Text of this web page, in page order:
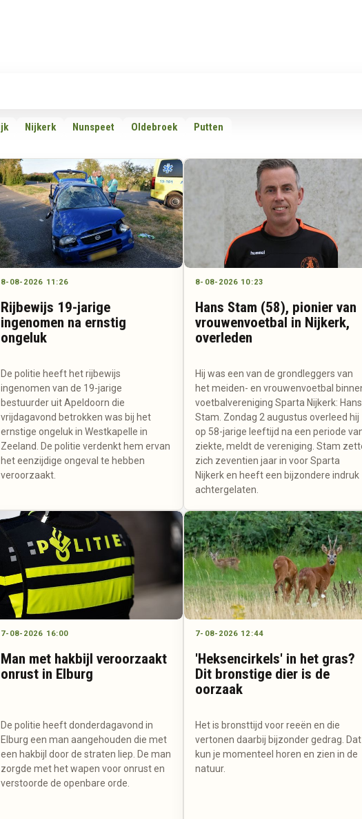
Nijkerk Nunspeet Oldebroek Putten
8-08-2026 11:26
Rijbewijs 19-jarige
ingenomen na ernstig
ongeluk
De politie heeft het rijbewijs
ingenomen van de 19-jarige
bestuurder uit Apeldoorn die
vrijdagavond betrokken was bij het
ernstige ongeluk in Westkapelle in
Zeeland. De politie verdenkt hem ervan
het eenzijdige ongeval te hebben
veroorzaakt.
8-08-2026 10:23
Hans Stam (58), pionier van
vrouwenvoetbal in Nijkerk,
overleden
Hij was een van de grondleggers van
het meiden- en vrouwenvoetbal
voetbalvereniging Sparta Nijkerk: Hans
Stam. Zondag 2 augustus overleed hij
op 58-jarige leeftijd na een periode
ziekte, meldt de vereniging. Stam
zich zeventien jaar in voor Sparta
Nijkerk en heeft een bijzondere indruk
achtergelaten.
7-08-2026 16:00
Man met hakbijl veroorzaakt
onrust in Elburg
De politie heeft donderdagavond in
Elburg een man aangehouden die met
een hakbijl door de straten liep. De man
zorgde met het wapen voor onrust en
verstoorde de openbare orde.
7-08-2026 12:44
'Heksencirkels' in het gras?
Dit bronstige dier is de
oorzaak
Het is bronsttijd voor reeën en die
vertonen daarbij bijzonder gedrag. Dat
kun je momenteel horen en zien in de
natuur.